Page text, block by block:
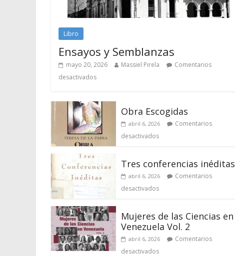
Libro
Ensayos y Semblanzas
mayo 20, 2026 Massiel Pirela
Comentarios
desactivados
Obra Escogidas
abril 6, 2026
Comentarios
desactivados
Tres conferencias inéditas
abril 6, 2026
Comentarios
desactivados
Mujeres de las Ciencias en
Venezuela Vol. 2
abril 6, 2026
Comentarios
desactivados